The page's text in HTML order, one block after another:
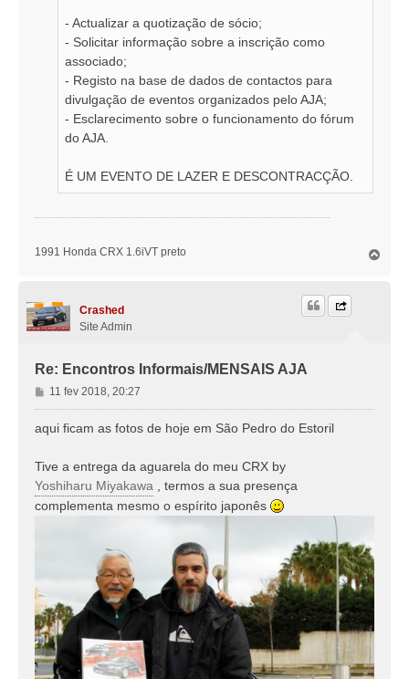
- Actualizar a quotização de sócio;
- Solicitar informação sobre a inscrição como
associado;
- Registo na base de dados de contactos para
divulgação de eventos organizados pelo AJA;
- Esclarecimento sobre o funcionamento do fórum
do AJA.
É UM EVENTO DE LAZER E DESCONTRACÇÃO.
1991 Honda CRX 1.6iVT preto
Crashed
Site Admin
Re: Encontros Informais/MENSAIS AJA
M
e
n
g
e
m
11 fev 2018, 20:27
aqui ficam as fotos de hoje em São Pedro do Estoril
Tive a entrega da aguarela do meu CRX by
Yoshiharu Miyakawa , termos a sua presença
complementa mesmo o espírito japonês